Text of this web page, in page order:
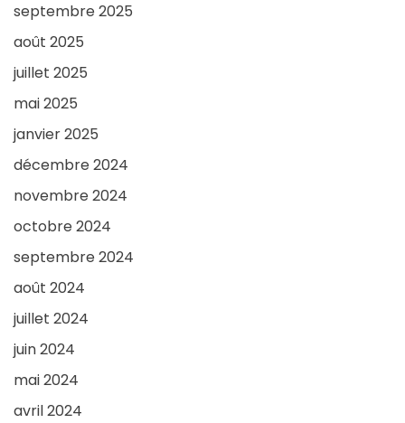
septembre 2025
août 2025
juillet 2025
mai 2025
janvier 2025
décembre 2024
novembre 2024
octobre 2024
septembre 2024
août 2024
juillet 2024
juin 2024
mai 2024
avril 2024